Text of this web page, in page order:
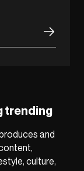
trending
and
culture,